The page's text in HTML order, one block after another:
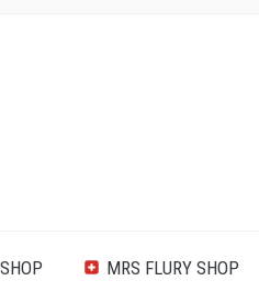
MRS FLURY SHOP